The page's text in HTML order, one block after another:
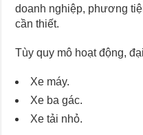
doanh nghiệp, phương
cần thiết.
Tùy quy mô hoạt động,
Xe máy.
Xe ba gác.
Xe tải nhỏ.